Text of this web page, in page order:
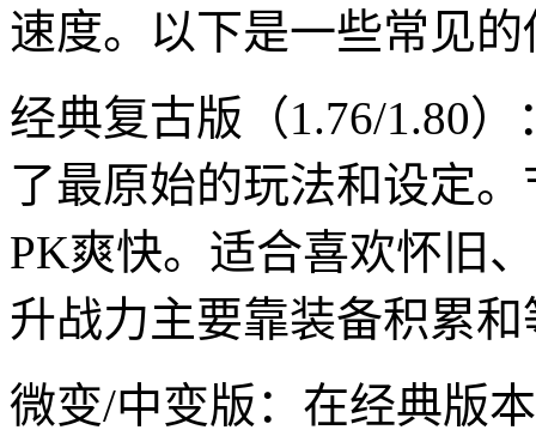
速度。以下是一些常见
经典复古版（1.76/1.80
了最原始的玩法和设定
PK爽快。适合喜欢怀旧
升战力主要靠装备积累
微变/中变版：在经典版